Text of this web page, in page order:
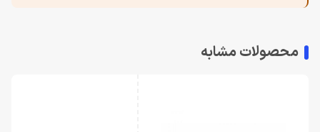
محصولات مشابه